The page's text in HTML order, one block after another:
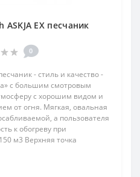
EX песчаник
0
- стиль и качество -
с большим смотровым
с хорошим видом и
от огня. Мягкая, овальная
а пользователя
к обогреву при
м3 Верхняя точка